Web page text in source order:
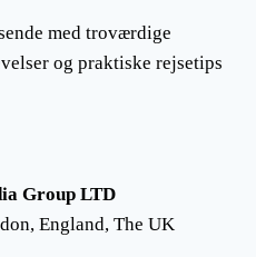
med troværdige
og praktiske rejsetips
Group LTD
England, The UK